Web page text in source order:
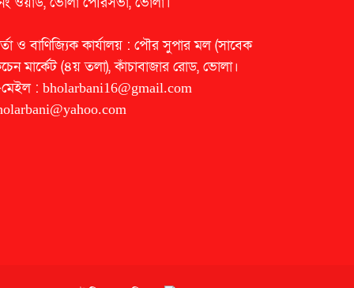
ও বাণিজ্যিক কার্যালয় : পৌর সুপার মল (সাবেক
মার্কেট (৪য় তলা), কাঁচাবাজার রোড, ভোলা।
:bholarbani16@gmail.com